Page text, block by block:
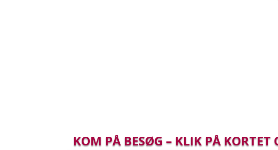
KOM PÅ BESØG – KLIK PÅ KORTET